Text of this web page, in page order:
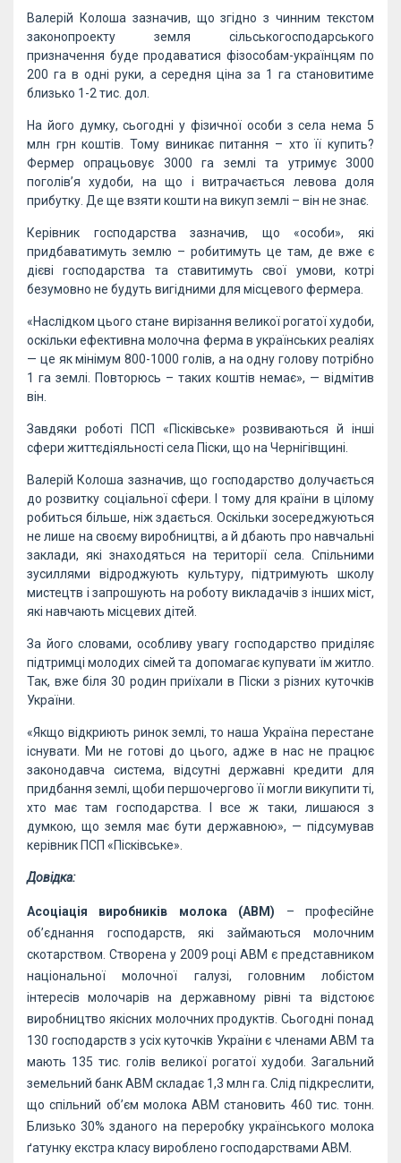
Валерій Колоша зазначив, що згідно з чинним текстом
законопроекту земля сільськогосподарського
призначення буде продаватися фізособам-українцям по
200 га в одні руки, а середня ціна за 1 га становитиме
близько 1-2 тис. дол.
На його думку, сьогодні у фізичної особи з села нема 5
млн грн коштів. Тому виникає питання – хто її купить?
Фермер опрацьовує 3000 га землі та утримує 3000
поголів’я худоби, на що і витрачається левова доля
прибутку. Де ще взяти кошти на викуп землі – він не знає.
Керівник господарства зазначив, що «особи», які
придбаватимуть землю – робитимуть це там, де вже є
дієві господарства та ставитимуть свої умови, котрі
безумовно не будуть вигідними для місцевого фермера.
«Наслідком цього стане вирізання великої рогатої худоби,
оскільки ефективна молочна ферма в українських реаліях
— це як мінімум 800-1000 голів, а на одну голову потрібно
1 га землі. Повторюсь – таких коштів немає», — відмітив
він.
Завдяки роботі ПСП «Пісківське» розвиваються й інші
сфери життєдіяльності села Піски, що на Чернігівщині.
Валерій Колоша зазначив, що господарство долучається
до розвитку соціальної сфери. І тому для країни в цілому
робиться більше, ніж здається. Оскільки зосереджуються
не лише на своєму виробництві, а й дбають про навчальні
заклади, які знаходяться на території села. Спільними
зусиллями відроджують культуру, підтримують школу
мистецтв і запрошують на роботу викладачів з інших міст,
які навчають місцевих дітей.
За його словами, особливу увагу господарство приділяє
підтримці молодих сімей та допомагає купувати їм житло.
Так, вже біля 30 родин приїхали в Піски з різних куточків
України.
«Якщо відкриють ринок землі, то наша Україна перестане
існувати. Ми не готові до цього, адже в нас не працює
законодавча система, відсутні державні кредити для
придбання землі, щоби першочергово її могли викупити ті,
хто має там господарства. І все ж таки, лишаюся з
думкою, що земля має бути державною», — підсумував
керівник ПСП «Пісківське».
Довідка:
Асоціація виробників молока (АВМ) – професійне
об’єднання господарств, які займаються молочним
скотарством. Створена у 2009 році АВМ є представником
національної молочної галузі, головним лобістом
інтересів молочарів на державному рівні та відстоює
виробництво якісних молочних продуктів. Сьогодні понад
130 господарств з усіх куточків України є членами АВМ та
мають 135 тис. голів великої рогатої худоби. Загальний
земельний банк АВМ складає 1,3 млн га. Слід підкреслити,
що спільний об’єм молока АВМ становить 460 тис. тонн.
Близько 30% зданого на переробку українського молока
ґатунку екстра класу вироблено господарствами АВМ.